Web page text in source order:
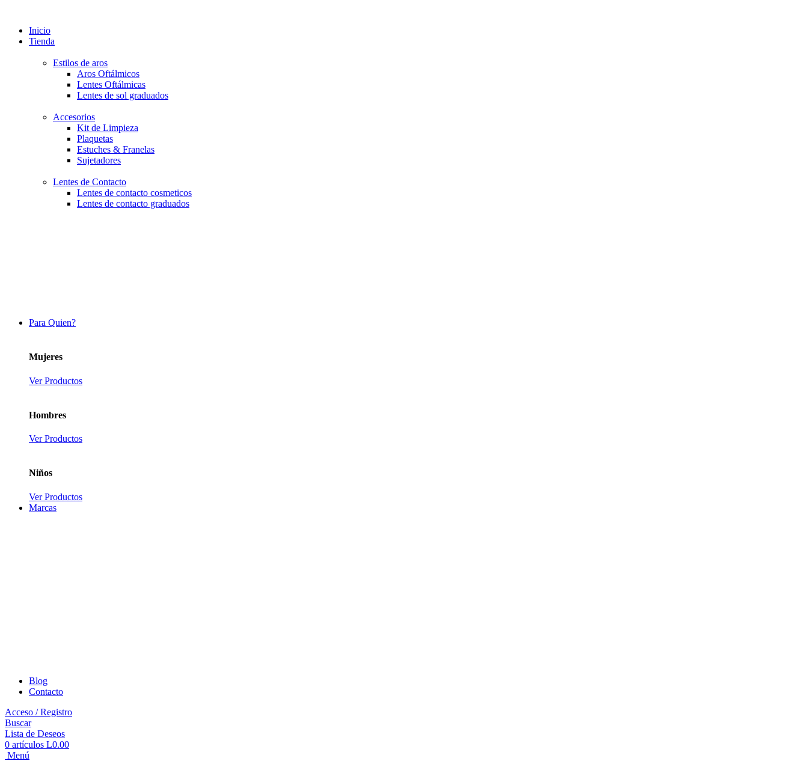
Inicio
Tienda
Estilos de aros
Aros Oftálmicos
Lentes Oftálmicas
Lentes de sol graduados
Accesorios
Kit de Limpieza
Plaquetas
Estuches & Franelas
Sujetadores
Lentes de Contacto
Lentes de contacto cosmeticos
Lentes de contacto graduados
Para Quien?
Mujeres
Ver Productos
Hombres
Ver Productos
Niños
Ver Productos
Marcas
Blog
Contacto
Acceso / Registro
Buscar
Lista de Deseos
0 artículos L0.00
Menú